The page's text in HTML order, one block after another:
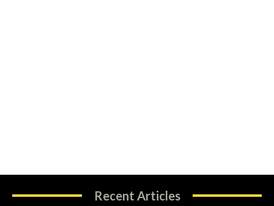
Recent Articles